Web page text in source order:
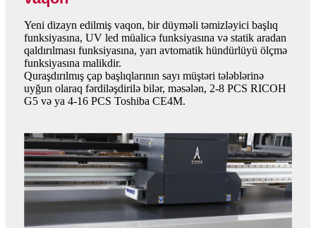
Yeni dizayn edilmiş vaqon, bir düyməli təmizləyici başlıq
funksiyasına, UV led müalicə funksiyasına və statik aradan
qaldırılması funksiyasına, yarı avtomatik hündürlüyü ölçmə
funksiyasına malikdir.
Quraşdırılmış çap başlıqlarının sayı müştəri tələblərinə
uyğun olaraq fərdiləşdirilə bilər, məsələn, 2-8 PCS RICOH
G5 və ya 4-16 PCS Toshiba CE4M.